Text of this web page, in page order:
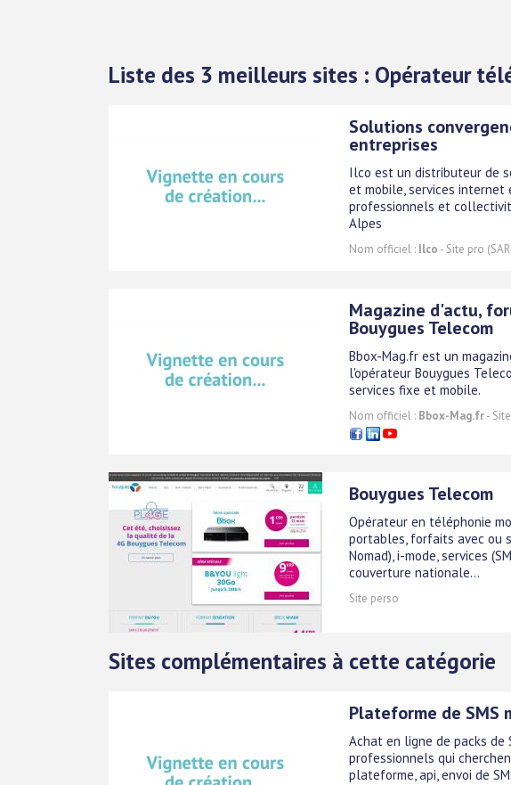
Liste des 3 meilleurs sites : Opérateur
Solutions
entreprises
Ilco est un distributeur de
et mobile, services internet
professionnels et
Alpes
Nom officiel : Ilco - Site pro
Magazine d'actu,
Bouygues Telecom
Bbox-Mag.fr est un
l'opérateur Bouygues
services fixe et mobile.
Nom officiel : Bbox-Mag.fr-
Bouygues Telecom
Opérateur en téléphonie
portables, forfaits avec ou
Nomad), i-mode, services
couverture nationale...
Site perso
Sites complémentaires à cette catégorie
Plateforme de SMS
Achat en ligne de packs de
professionnels qui
plateforme, api, envoi de